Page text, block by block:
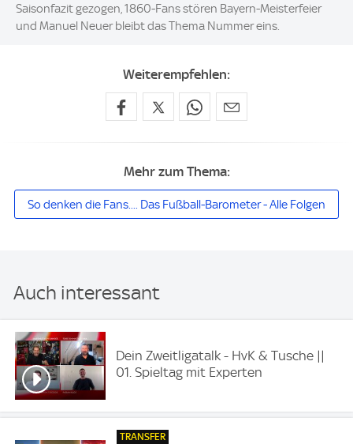
Saisonfazit gezogen, 1860-Fans stören Bayern-Meisterfeier
und Manuel Neuer bleibt das Thema Nummer eins.
Weiterempfehlen:
Mehr zum Thema:
So denken die Fans.... Das Fußball-Barometer - Alle Folgen
Auch interessant
Dein Zweitligatalk - HvK & Tusche ||
01. Spieltag mit Experten
TRANSFER